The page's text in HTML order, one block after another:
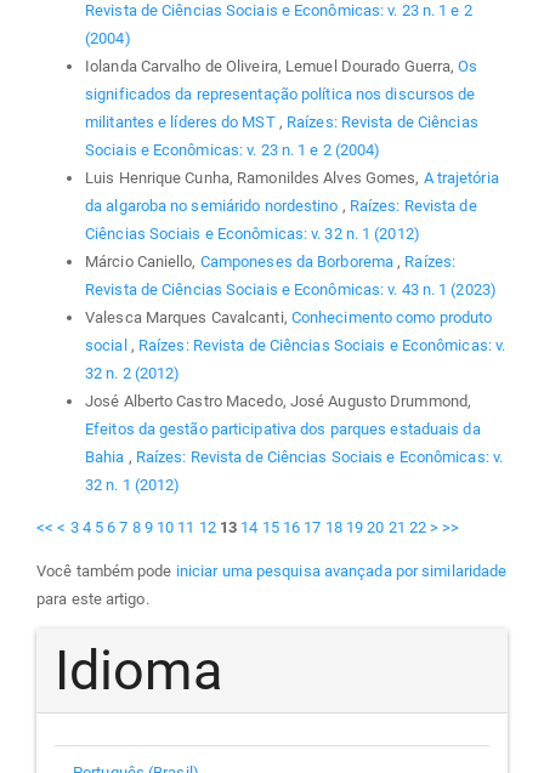
Revista de Ciências Sociais e Econômicas: v. 23 n. 1 e 2
(2004)
Iolanda Carvalho de Oliveira, Lemuel Dourado Guerra,Os
significados da representação política nos discursos de
militantes e líderes do MST , Raízes: Revista de Ciências
Sociais e Econômicas: v. 23 n. 1 e 2 (2004)
Luis Henrique Cunha, Ramonildes Alves Gomes, A trajetória
da algaroba no semiárido nordestino , Raízes: Revista de
Ciências Sociais e Econômicas: v. 32 n. 1 (2012)
Márcio Caniello, Camponeses da Borborema, Raízes:
Revista de Ciências Sociais e Econômicas: v. 43 n. 1 (2023)
Valesca Marques Cavalcanti, Conhecimento como produto
social , Raízes: Revista de Ciências Sociais e Econômicas: v.
32 n. 2 (2012)
José Alberto Castro Macedo, José Augusto Drummond,
Efeitos da gestão participativa dos parques estaduais da
Bahia , Raízes: Revista de Ciências Sociais e Econômicas: v.
32 n. 1 (2012)
<< < 3 4 5 6 7 8 9 10 11 12 13 14 15 16 17 18 19 20 21 22 > >>
Você também pode iniciar uma pesquisa avançada por similaridade
para este artigo.
Idioma